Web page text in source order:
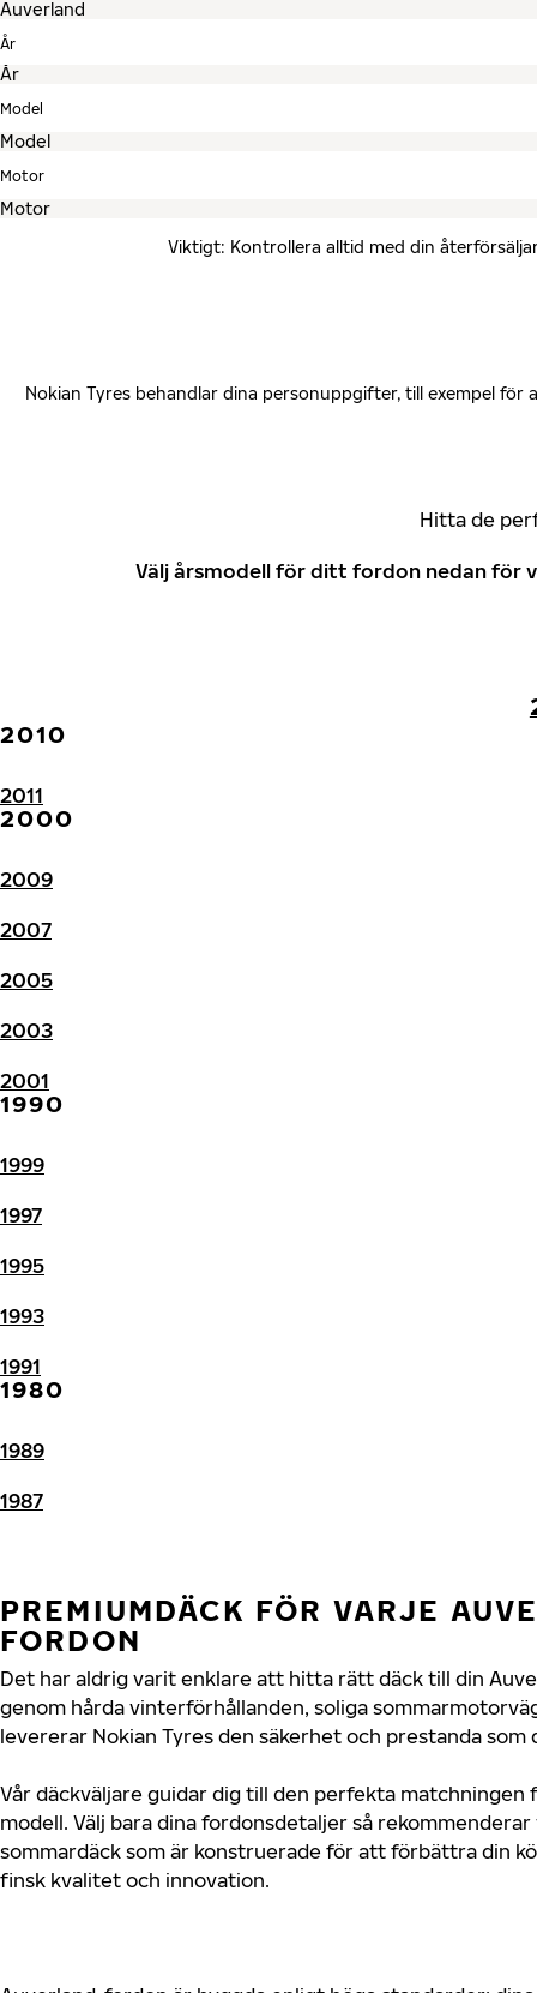
År
Model
Motor
Viktigt: Kontrollera alltid med din
Nokian Tyres behandlar dina personuppgifter, till exempel
Hitta de
Välj årsmodell för ditt fordon nedan för
2010
2011
2000
2009
2007
2005
2003
2001
1990
1999
1997
1995
1993
1991
1980
1989
1987
PREMIUMDÄCK FÖR VARJE
FORDON
Det har aldrig varit enklare att hitta rätt däck till din
genom hårda vinterförhållanden, soliga
levererar Nokian Tyres den säkerhet och prestanda som
Vår däckväljare guidar dig till den perfekta matchningen
modell. Välj bara dina fordonsdetaljer så
sommardäck som är konstruerade för att förbättra din
finsk kvalitet och innovation.